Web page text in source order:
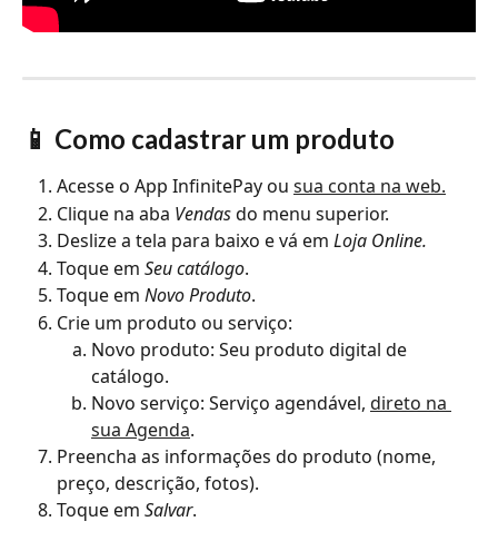
📱 Como cadastrar um produto
Acesse o App InfinitePay ou sua conta na web.
Clique na aba Vendas do menu superior.
Deslize a tela para baixo e vá em Loja Online.
Toque em Seu catálogo.
Toque em Novo Produto.
Crie um produto ou serviço:
Novo produto: Seu produto digital de
catálogo.
Novo serviço: Serviço agendável, direto na
sua Agenda.
Preencha as informações do produto (nome,
preço, descrição, fotos).
Toque em Salvar.